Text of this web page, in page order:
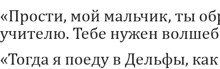
«Прости, мой мальчик, ты
учителю. Тебе нужен
«Тогда я поеду в Дельфы,